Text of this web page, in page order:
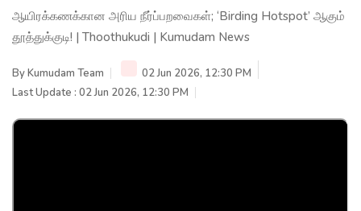
ஆயிரக்கணக்கான அரிய நீர்ப்பறவைகள்; ‘Birding Hotspot’ ஆகும்
தூத்துக்குடி! | Thoothukudi | Kumudam News
ByKumudam Team
02 Jun 2026, 12:30 PM
Last Update : 02 Jun 2026, 12:30 PM